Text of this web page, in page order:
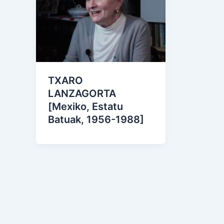
TXARO
LANZAGORTA
[Mexiko, Estatu
Batuak, 1956-1988]